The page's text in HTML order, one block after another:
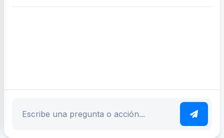
Escribe tu pregunta